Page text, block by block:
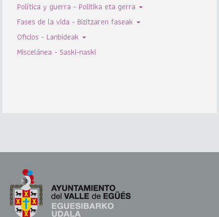
Política y guerra - Politika eta gerra
Fases de la vida - Bizitzaren faseak
Oficios - Lanbideak
Miscelánea - Saski-naski